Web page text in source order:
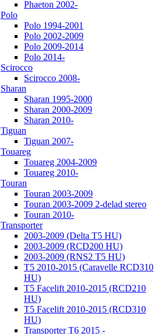
Phaeton 2002-
Polo
Polo 1994-2001
Polo 2002-2009
Polo 2009-2014
Polo 2014-
Scirocco
Scirocco 2008-
Sharan
Sharan 1995-2000
Sharan 2000-2009
Sharan 2010-
Tiguan
Tiguan 2007-
Touareg
Touareg 2004-2009
Touareg 2010-
Touran
Touran 2003-2009
Touran 2003-2009 2-delad stereo
Touran 2010-
Transporter
2003-2009 (Delta T5 HU)
2003-2009 (RCD200 HU)
2003-2009 (RNS2 T5 HU)
T5 2010-2015 (Caravelle RCD310
HU)
T5 Facelift 2010-2015 (RCD210
HU)
T5 Facelift 2010-2015 (RCD310
HU)
Transporter T6 2015 -